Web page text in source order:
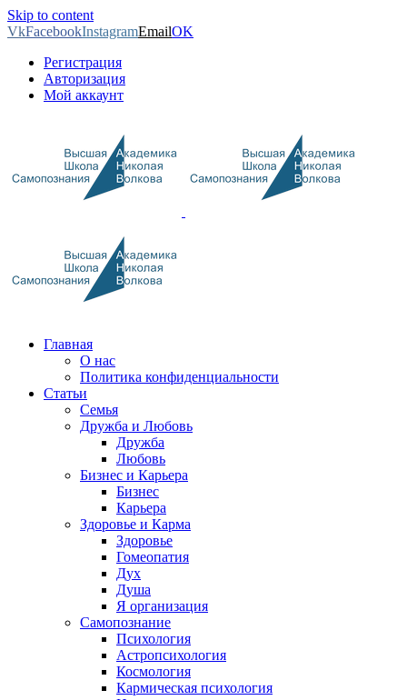
Skip to content
VkFacebookInstagramEmailOK
Регистрация
Авторизация
Мой аккаунт
Главная
О нас
Политика конфиденциальности
Статьи
Семья
Дружба и Любовь
Дружба
Любовь
Бизнес и Карьера
Бизнес
Карьера
Здоровье и Карма
Здоровье
Гомеопатия
Дух
Душа
Я организация
Самопознание
Психология
Астропсихология
Космология
Кармическая психология